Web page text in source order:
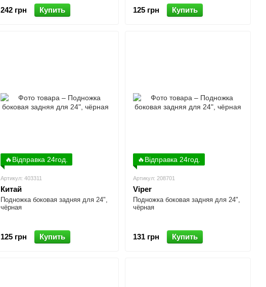
242 грн Купить 125 грн Купить
🔥Відправка 24год.
Артикул: 403311
Китай
Подножка боковая задняя для 24",
чёрная
125 грн Купить
🔥Відправка 24год.
Артикул: 208701
Viper
Подножка боковая задняя для 24",
чёрная
131 грн Купить